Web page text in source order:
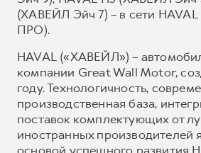
(ХАВЕЙЛ Эйч 7) – в сети
ПРО).
HAVAL («ХАВЕЙЛ») –
компании Great Wall Motor,
году. Технологичность,
производственная база,
поставок комплектующих от
иностранных производителей